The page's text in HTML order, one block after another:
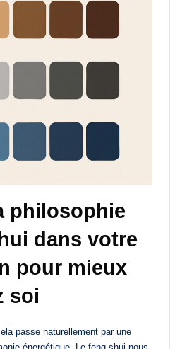
philosophie
dans votre
pour mieux
soi
passe naturellement par une